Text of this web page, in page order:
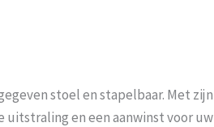
stoel en stapelbaar. Met zijn
en een aanwinst voor uw